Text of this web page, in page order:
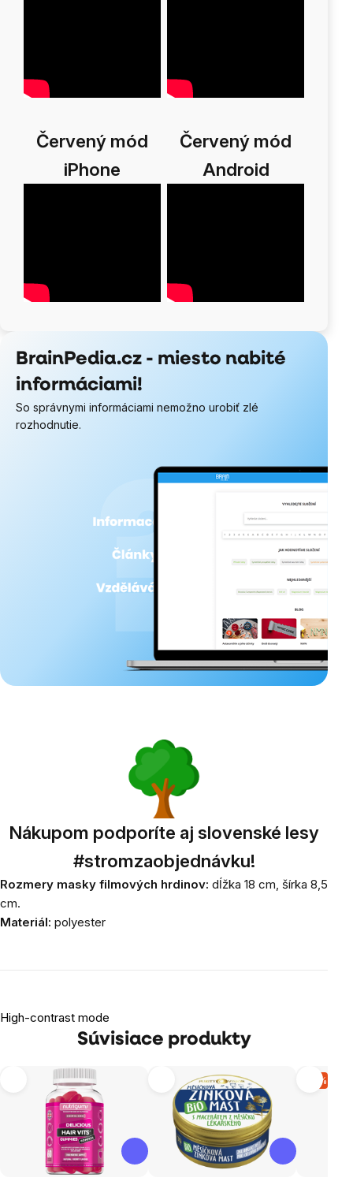
Červený mód
iPhone
Červený mód
Android
BrainPedia.cz - miesto nabité
informáciami!
So správnymi informáciami nemožno urobiť zlé
rozhodnutie.
Nákupom podporíte aj slovenské lesy
#stromzaobjednávku!
Rozmery masky filmových hrdinov: dĺžka 18 cm, šírka 8,5
cm.
Materiál: polyester
High-contrast mode
Súvisiace produkty
-9 %